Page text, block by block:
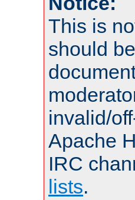
This is
should
invalid/
Apache
IRC
lists.